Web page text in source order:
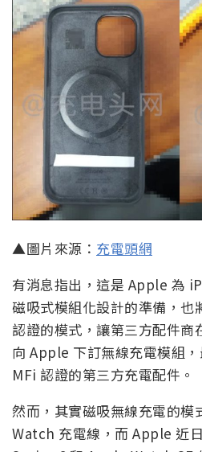
▲圖片來源： 充電頭網
有消息指出，這是 Apple 為
磁吸式模組化設計的準備，
認證的模式，讓第三方配件商
向 Apple 下訂無線充電模組
MFi 認證的第三方充電配件。
然而，其實磁吸無線充電的
Watch 充電線，而 Apple 近